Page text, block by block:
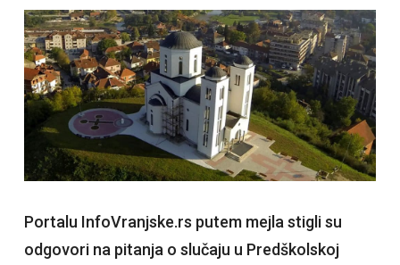
Portalu InfoVranjske.rs putem mejla stigli su
odgovori na pitanja o slučaju u Predškolskoj